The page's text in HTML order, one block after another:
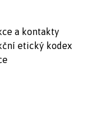
a kontakty
etický kodex